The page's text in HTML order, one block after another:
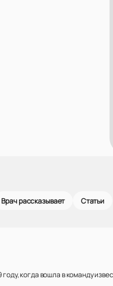
Врач рассказывает Статьи
когда вошла в команду